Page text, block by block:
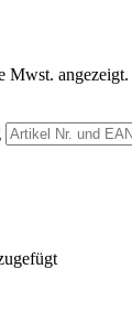
Mwst. angezeigt.